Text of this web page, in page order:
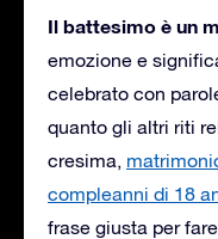
Il battesimo è un
emozione e
celebrato con
quanto gli altri riti
cresima,
compleanni di 18
frase giusta per